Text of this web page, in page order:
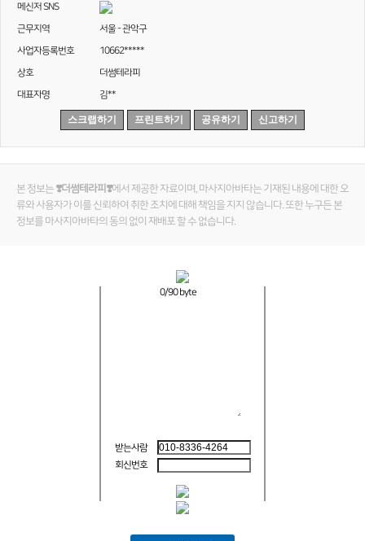
메신저 SNS
근무지역
서울 - 관악구
사업자등록번호
10662*****
상호
더썸테라피
대표자명
김**
스크랩하기 프린트하기 공유하기 신고하기
본 정보는 ❣️더썸테라피❣️에서 제공한 자료이며, 마사지아바타는 기재된 내용에 대한 오
류와 사용자가 이를 신뢰하여 취한 조치에 대해 책임을 지지 않습니다. 또한 누구든 본
정보를 마사지아바타의 동의 없이 재배포 할 수 없습니다.
0/90 byte
받는사람
회신번호